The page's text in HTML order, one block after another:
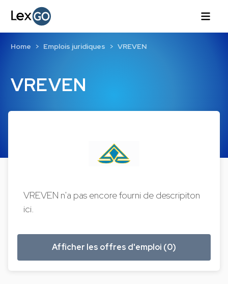
VREVEN
Home Emplois juridiques VREVEN
VREVEN n'a pas encore fourni de descripiton
ici.
Afficher les offres d'emploi (0)